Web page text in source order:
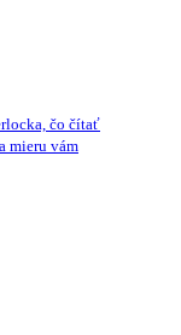
čo čítať
mieru vám